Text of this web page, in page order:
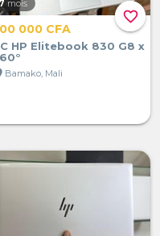
favorite_border
7 mois
000 CFA
HP Elitebook 830 G8 x
Bamako, Mali